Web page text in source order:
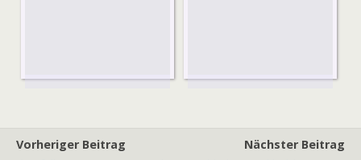
Vorheriger Beitrag
Nächster Beitrag